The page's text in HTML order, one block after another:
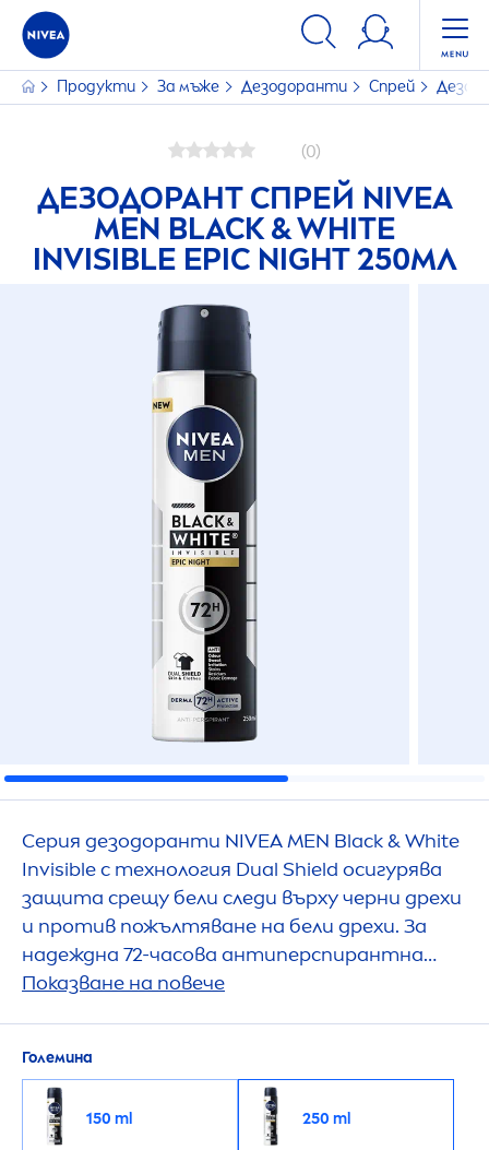
Продукти За мъже Дезодоранти Спрей
(0)
ДЕЗОДОРАНТ СПРЕЙ NIVEA
MEN BLACK&WHITE
INVISIBLE EPIC NIGHT 250МЛ
Серия дезодоранти NIVEAMEN Black&White
Invisible с технология Dual Shield осигурява
защита срещу бели следи върху черни дрехи
и против пожълтяване на бели дрехи. За
надеждна 72-часова антиперспирантна
защита срещу изпотяване и неприятна
Показване на повече
Големина
150 ml 250 ml